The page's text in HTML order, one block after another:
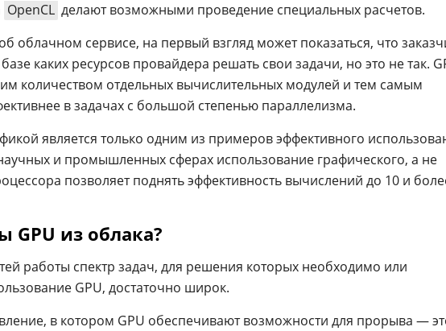
OpenCL делают возможными проведение специальных расчетов.
облачном сервисе, на первый взгляд может показаться, что
каких ресурсов провайдера решать свои задачи, но это не так.
количеством отдельных вычислительных модулей и тем самым
в задачах с большой степенью параллелизма.
является только одним из примеров эффективного
и промышленных сферах использование графического, а не
позволяет поднять эффективность вычислений до 10 и
GPU из облака?
работы спектр задач, для решения которых необходимо или
GPU, достаточно широк.
в котором GPU обеспечивают возможности для прорыва —